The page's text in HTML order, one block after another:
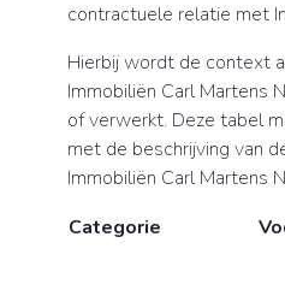
contractuele relatie met
Hierbij wordt de context
Immobiliën Carl Martens
of verwerkt. Deze tabel
met de beschrijving van
Immobiliën Carl Martens
Categorie